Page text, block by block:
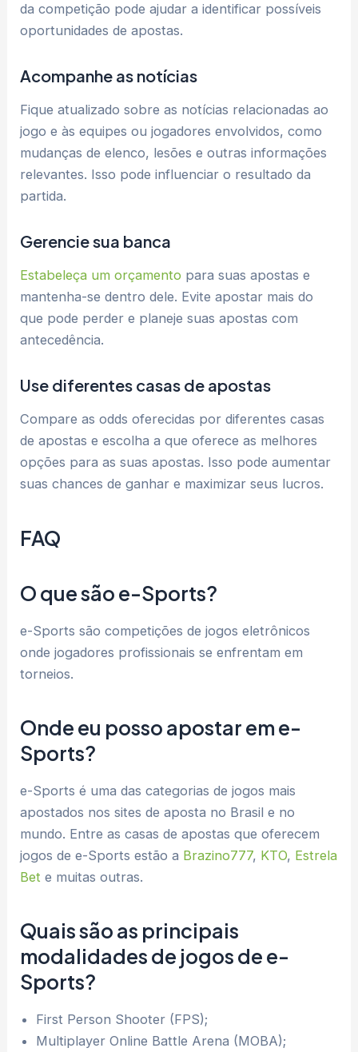
da competição pode ajudar a identificar possíveis
oportunidades de apostas.
Acompanhe as notícias
Fique atualizado sobre as notícias relacionadas ao
jogo e às equipes ou jogadores envolvidos, como
mudanças de elenco, lesões e outras informações
relevantes. Isso pode influenciar o resultado da
partida.
Gerencie sua banca
Estabeleça um orçamento para suas apostas e
mantenha-se dentro dele. Evite apostar mais do
que pode perder e planeje suas apostas com
antecedência.
Use diferentes casas de apostas
Compare as odds oferecidas por diferentes casas
de apostas e escolha a que oferece as melhores
opções para as suas apostas. Isso pode aumentar
suas chances de ganhar e maximizar seus lucros.
FAQ
O que são e-Sports?
e-Sports são competições de jogos eletrônicos
onde jogadores profissionais se enfrentam em
torneios.
Onde eu posso apostar em e-
Sports?
e-Sports é uma das categorias de jogos mais
apostados nos sites de aposta no Brasil e no
mundo. Entre as casas de apostas que oferecem
jogos de e-Sports estão a Brazino777, KTO, Estrela
Bet e muitas outras.
Quais são as principais
modalidades de jogos de e-
Sports?
First Person Shooter (FPS);
Multiplayer Online Battle Arena (MOBA);